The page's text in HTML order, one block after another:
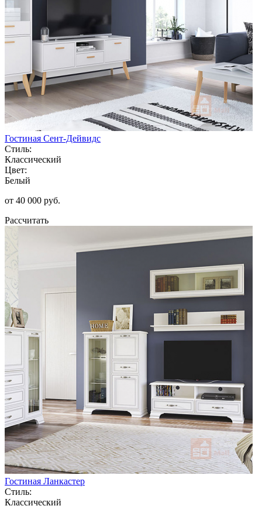
Гостиная Сент-Дейвидс
Стиль:
Классический
Цвет:
Белый
от 40 000 руб.
Рассчитать
Гостиная Ланкастер
Стиль:
Классический